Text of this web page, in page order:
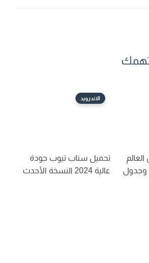
وجدول
الاندرويد
تحميل سناب تيوب جودة
عالية 2024 النسخة الأحدث